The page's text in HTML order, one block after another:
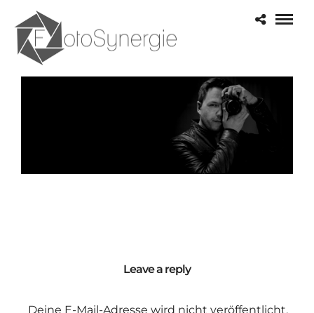
Leave a reply
Deine E-Mail-Adresse wird nicht veröffentlicht.